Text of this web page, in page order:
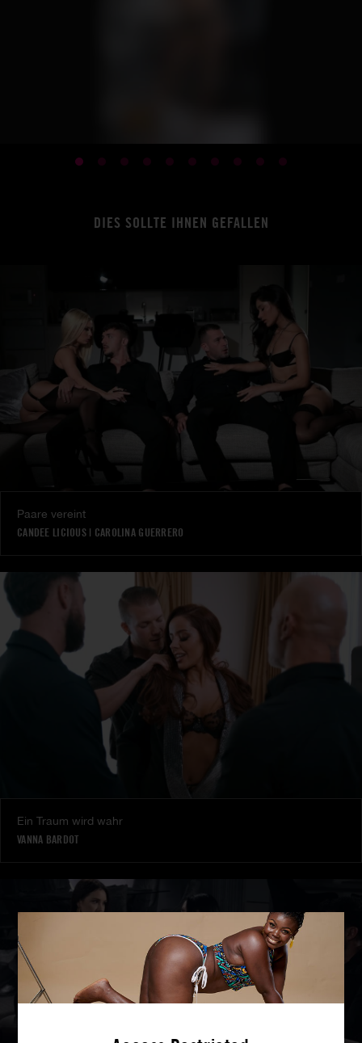
DIES SOLLTE IHNEN GEFALLEN
Paare vereint
CANDEE LICIOUS| CAROLINA GUERRERO
Ein Traum wird wahr
VANNA BARDOT